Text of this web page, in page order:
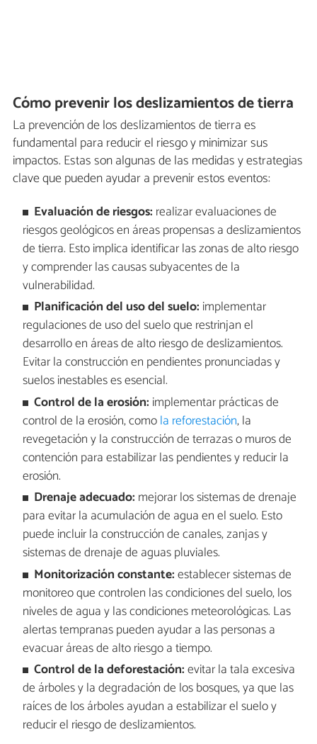
Cómo prevenir los deslizamientos de tierra
La prevención de los deslizamientos de tierra es
fundamental para reducir el riesgo y minimizar sus
impactos. Estas son algunas de las medidas y estrategias
clave que pueden ayudar a prevenir estos eventos:
Evaluación de riesgos: realizar evaluaciones de
riesgos geológicos en áreas propensas a deslizamientos
de tierra. Esto implica identificar las zonas de alto riesgo
y comprender las causas subyacentes de la
vulnerabilidad.
Planificación del uso del suelo: implementar
regulaciones de uso del suelo que restrinjan el
desarrollo en áreas de alto riesgo de deslizamientos.
Evitar la construcción en pendientes pronunciadas y
suelos inestables es esencial.
Control de la erosión: implementar prácticas de
control de la erosión, comola reforestación, la
revegetación y la construcción de terrazas o muros de
contención para estabilizar las pendientes y reducir la
erosión.
Drenaje adecuado: mejorar los sistemas de drenaje
para evitar la acumulación de agua en el suelo. Esto
puede incluir la construcción de canales, zanjas y
sistemas de drenaje de aguas pluviales.
Monitorización constante:establecer sistemas de
monitoreo que controlen las condiciones del suelo, los
niveles de agua y las condiciones meteorológicas. Las
alertas tempranas pueden ayudar a las personas a
evacuar áreas de alto riesgo a tiempo.
Control de la deforestación:evitar la tala excesiva
de árboles y la degradación de los bosques, ya que las
raíces de los árboles ayudan a estabilizar el suelo y
reducir el riesgo de deslizamientos.